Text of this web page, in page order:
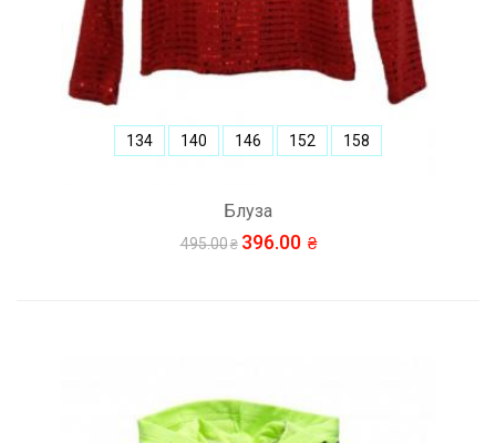
Блуза
495.00 396.00
134 140 146 152 158